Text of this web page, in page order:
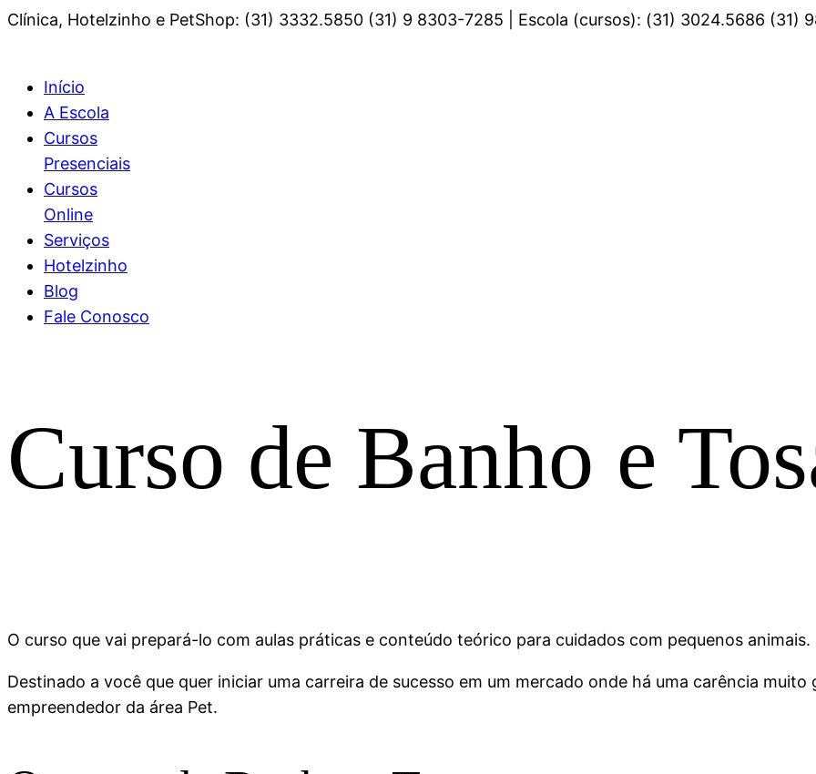
Clínica, Hotelzinho e PetShop: (31) 3332.5850 (31) 9 8303-7285 | Escola (cursos): (31) 3024.5686 (31)
Início
A Escola
Cursos
Presenciais
Cursos
Online
Serviços
Hotelzinho
Blog
Fale Conosco
Curso de Banho e
O curso que vai prepará-lo com aulas práticas e conteúdo teórico para cuidados com pequenos
Destinado a você que quer iniciar uma carreira de sucesso em um mercado onde há uma carência
empreendedor da área Pet.